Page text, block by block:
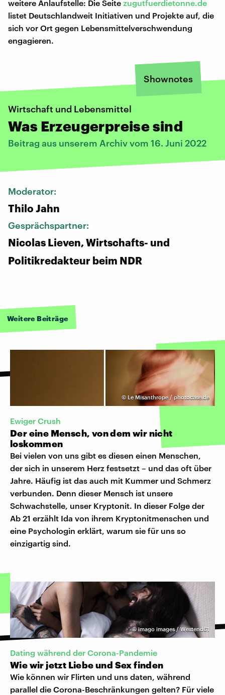
weitere Anlaufstelle: Die Seite zugutfuerdietonne.de
listet Deutschlandweit Initiativen und Projekte auf, die
sich vor Ort gegen Lebensmittelverschwendung
engagieren.
Shownotes
Wirtschaft und Lebensmittel
Was Erzeugerpreise sind
Beitrag aus unserem Archiv vom 16. Juni 2022
Moderator:
Thilo Jahn
Gesprächspartner:
Nicolas Lieven, Wirtschafts- und
Politikredakteur beim NDR
Weitere Beiträge
© Le Misanthrope / photocase.de
Ewiger Crush
Der eine Mensch, von dem wir nicht
loskommen
Bei vielen von uns gibt es diesen einen Menschen,
der sich in unserem Herz festsetzt – und das oft über
Jahre. Häufig ist das auch mit Kummer und Schmerz
verbunden. Denn dieser Mensch ist unsere
Schwachstelle, unser Kryptonit. In dieser Folge der
Ab 21 erzählt Ida von ihrem Kryptonitmenschen und
eine Psychologin erklärt, warum sie für uns so
einzigartig sind.
©imago images / Westend61
Dating während der Corona-Pandemie
Wie wir jetzt Liebe und Sex finden
Wie können wir Flirten und uns daten, während
parallel die Corona-Beschränkungen gelten? Für viele